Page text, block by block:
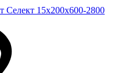
Селект 15х200х600-2800